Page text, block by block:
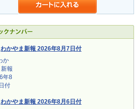
わかやま新報 2026年8月7日付
わかやま新報 2026年8月6日付